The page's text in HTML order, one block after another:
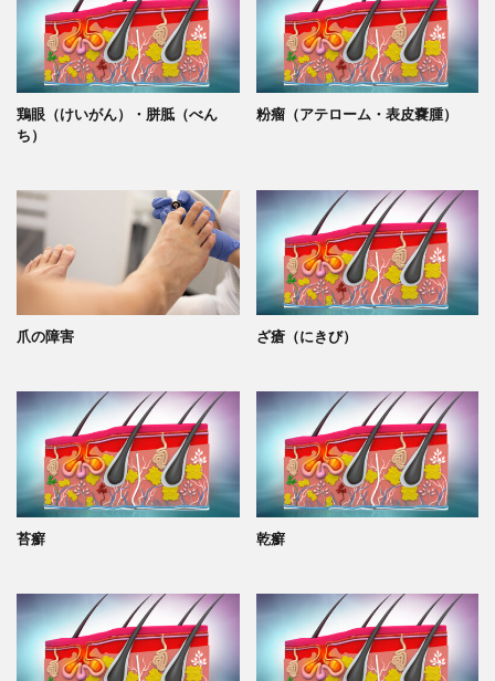
鶏眼（けいがん）・胼胝（べん
ち）
粉瘤（アテローム・表皮嚢腫）
爪の障害 ざ瘡（にきび）
苔癬 乾癬